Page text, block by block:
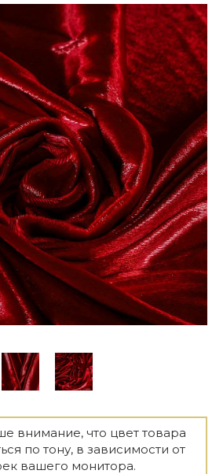
внимание, что цвет товара
по тону, в зависимости от
вашего монитора.